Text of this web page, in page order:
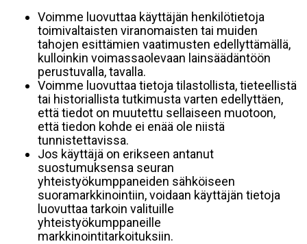
Voimme luovuttaa käyttäjän henkilötietoja
toimivaltaisten viranomaisten tai muiden
tahojen esittämien vaatimusten edellyttämällä,
kulloinkin voimassaolevaan lainsäädäntöön
perustuvalla, tavalla.
Voimme luovuttaa tietoja tilastollista, tieteellistä
tai historiallista tutkimusta varten edellyttäen,
että tiedot on muutettu sellaiseen muotoon,
että tiedon kohde ei enää ole niistä
tunnistettavissa.
Jos käyttäjä on erikseen antanut
suostumuksensa seuran
yhteistyökumppaneiden sähköiseen
suoramarkkinointiin, voidaan käyttäjän tietoja
luovuttaa tarkoin valituille
yhteistyökumppaneille
markkinointitarkoituksiin.